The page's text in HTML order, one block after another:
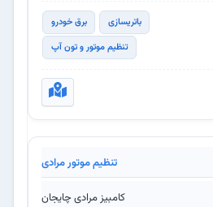
باتریسازی
برق خودرو
تنظیم موتور و تون آپ
تنظیم موتور مرادی
کامبیز مرادی چایجان